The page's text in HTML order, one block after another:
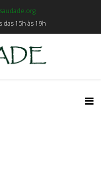
das 15h às 19h